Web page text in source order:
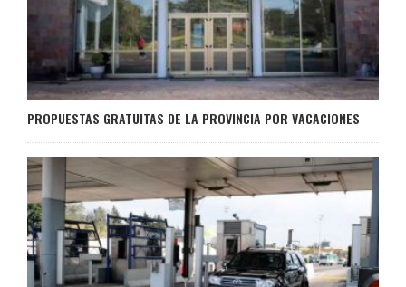
PROPUESTAS GRATUITAS DE LA PROVINCIA POR VACACIONES